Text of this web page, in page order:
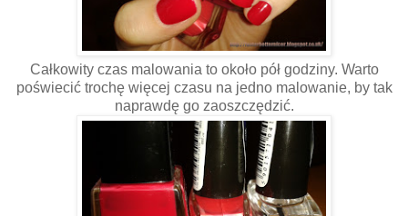
Całkowity czas malowania to około pół godziny. Warto
poświecić trochę więcej czasu na jedno malowanie, by tak
naprawdę go zaoszczędzić.